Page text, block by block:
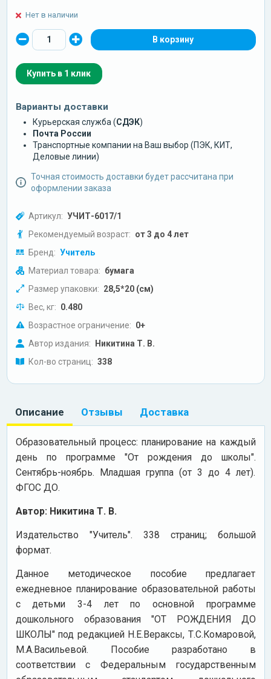
Нет в наличии
Купить в 1 клик
Варианты доставки
Курьерская служба (СДЭК)
Почта России
Транспортные компании на Ваш выбор (ПЭК, КИТ,
Деловые линии)
Точная стоимость доставки будет рассчитана при
оформлении заказа
Артикул: УЧИТ-6017/1
Рекомендуемый возраст: от 3 до 4 лет
Бренд: Учитель
Материал товара: бумага
Размер упаковки: 28,5*20 (см)
Вес, кг: 0.480
Возрастное ограничение: 0+
Автор издания: Никитина Т. В.
Кол-во страниц: 338
Описание Отзывы Доставка
Образовательный процесс: планирование на каждый
день по программе "От рождения до школы".
Сентябрь-ноябрь. Младшая группа (от 3 до 4 лет).
ФГОС ДО.
Автор: Никитина Т. В.
Издательство "Учитель". 338 страниц; большой
формат.
Данное методическое пособие предлагает
ежедневное планирование образовательной работы
с детьми 3-4 лет по основной программе
дошкольного образования "ОТ РОЖДЕНИЯ ДО
ШКОЛЫ" под редакцией Н.Е.Вераксы, Т.С.Комаровой,
М.А.Васильевой. Пособие разработано в
соответствии с Федеральным государственным